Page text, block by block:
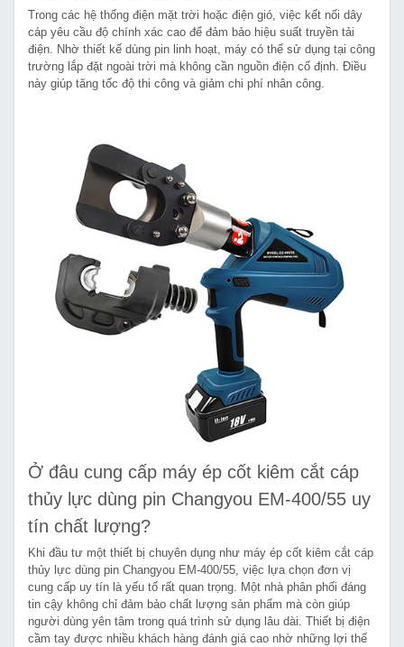
Trong các hệ thống điện mặt trời hoặc điện gió, việc kết nối dây
cáp yêu cầu độ chính xác cao để đảm bảo hiệu suất truyền tải
điện. Nhờ thiết kế dùng pin linh hoạt, máy có thể sử dụng tại công
trường lắp đặt ngoài trời mà không cần nguồn điện cố định. Điều
này giúp tăng tốc độ thi công và giảm chi phí nhân công.
Ở đâu cung cấp máy ép cốt kiêm cắt cáp
thủy lực dùng pin Changyou EM-400/55 uy
tín chất lượng?
Khi đầu tư một thiết bị chuyên dụng như máy ép cốt kiêm cắt cáp
thủy lực dùng pin Changyou EM-400/55, việc lựa chọn đơn vị
cung cấp uy tín là yếu tố rất quan trọng. Một nhà phân phối đáng
tin cậy không chỉ đảm bảo chất lượng sản phẩm mà còn giúp
người dùng yên tâm trong quá trình sử dụng lâu dài. Thiết bị điện
cầm tay được nhiều khách hàng đánh giá cao nhờ những lợi thế